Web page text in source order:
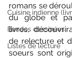
Cuisine indienne
Bandes dessinées
Listes de lecture
romans se
du globe et
livres,
de relecture et
soeurs sont